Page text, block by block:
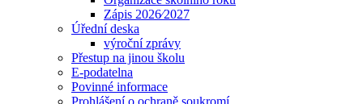
Zápis 2026⁄2027
Úřední deska
výroční zprávy
Přestup na jinou školu
E-podatelna
Povinné informace
Prohlášení o ochraně soukromí